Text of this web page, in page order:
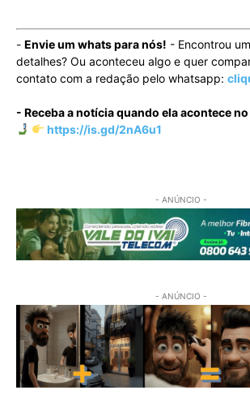
- Envie um whats para nós! - Encontrou
detalhes? Ou aconteceu algo e quer
contato com a redação pelo whatsapp:
- Receba a notícia quando ela acontece
https://is.gd/2nA6u1
- ANÚNCIO -
- ANÚNCIO -